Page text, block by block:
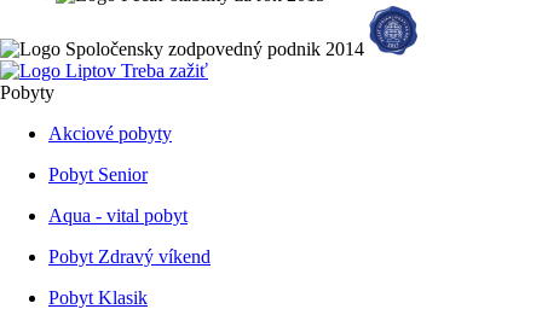
Pobyty
Akciové pobyty
Pobyt Senior
Aqua - vital pobyt
Pobyt Zdravý víkend
Pobyt Klasik